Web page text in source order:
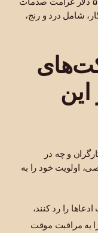
شامل درد و رنج،
این
و چه در
اولویت خود را به
را رد کنند،
به مراقبت موقت